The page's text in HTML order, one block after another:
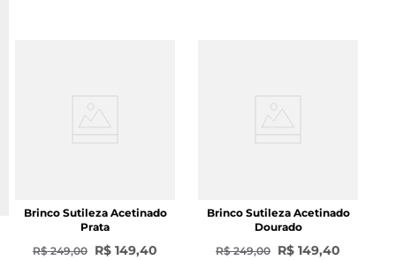
Brinco Sutileza Acetinado
Prata
R$ 249,00 R$ 149,40
Brinco Sutileza Acetinado
Dourado
R$ 249,00 R$ 149,40